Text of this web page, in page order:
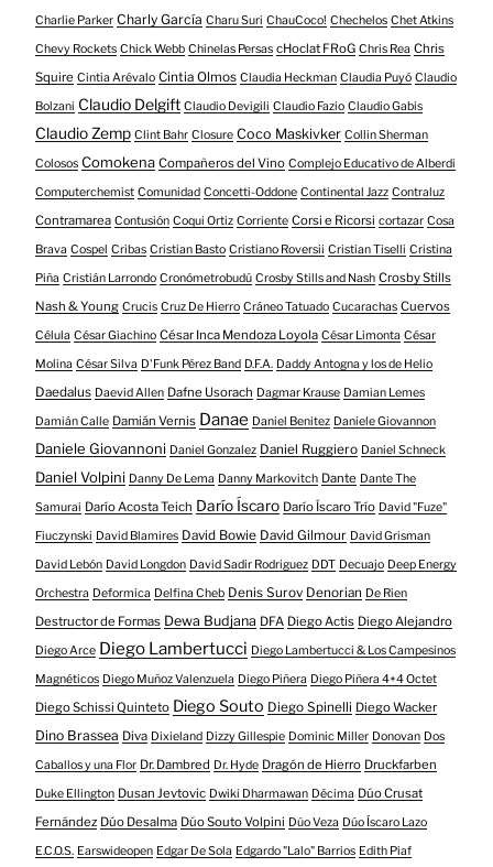
Charlie Parker Charly García Charu Suri ChauCoco! Chechelos Chet Atkins
Chevy Rockets Chick Webb Chinelas Persas cHoclat FRoG Chris Rea Chris
Squire Cintia Arévalo Cintia Olmos Claudia Heckman Claudia Puyó Claudio
Bolzani Claudio Delgift Claudio Devigili Claudio Fazio Claudio Gabis
Claudio Zemp Clint Bahr Closure Coco Maskivker Collin Sherman
Colosos Comokena Compañeros del Vino Complejo Educativo de Alberdi
Computerchemist Comunidad Concetti-Oddone Continental Jazz Contraluz
Contramarea Contusión Coqui Ortiz Corriente Corsi e Ricorsi cortazar Cosa
Brava Cospel Cribas Cristian Basto Cristiano Roversii Cristian Tiselli Cristina
Piña Cristián Larrondo Cronómetrobudú Crosby Stills and Nash Crosby Stills
Nash & Young Crucis Cruz De Hierro Cráneo Tatuado Cucarachas Cuervos
Célula César Giachino César Inca Mendoza Loyola César Limonta César
Molina César Silva D'Funk Pérez Band D.F.A. Daddy Antogna y los de Helio
Daedalus Daevid Allen Dafne Usorach Dagmar Krause Damian Lemes
Damián Calle Damián Vernis Danae Daniel Benitez Daniele Giovannon
Daniele Giovannoni Daniel Gonzalez Daniel Ruggiero Daniel Schneck
Daniel Volpini Danny De Lema Danny Markovitch Dante Dante The
Samurai Darío Acosta Teich Darío Íscaro Darío Íscaro Trío David "Fuze"
Fiuczynski David Blamires David Bowie David Gilmour David Grisman
David Lebón David Longdon David Sadir Rodriguez DDT Decuajo Deep Energy
Orchestra Deformica Delfina Cheb Denis Surov Denorian De Rien
Destructor de Formas Dewa Budjana DFA Diego Actis Diego Alejandro
Diego Arce Diego Lambertucci Diego Lambertucci & Los Campesinos
Magnéticos Diego Muñoz Valenzuela Diego Piñera Diego Piñera 4+4 Octet
Diego Schissi Quinteto Diego Souto Diego Spinelli Diego Wacker
Dino Brassea Diva Dixieland Dizzy Gillespie Dominic Miller Donovan Dos
Caballos y una Flor Dr. Dambred Dr. Hyde Dragón de Hierro Druckfarben
Duke Ellington Dusan Jevtovic Dwiki Dharmawan Décima Dúo Crusat
Fernández Dúo Desalma Dúo Souto Volpini Dúo Veza Dúo Íscaro Lazo
E.C.O.S. Earswideopen Edgar De Sola Edgardo "Lalo" Barrios Edith Piaf